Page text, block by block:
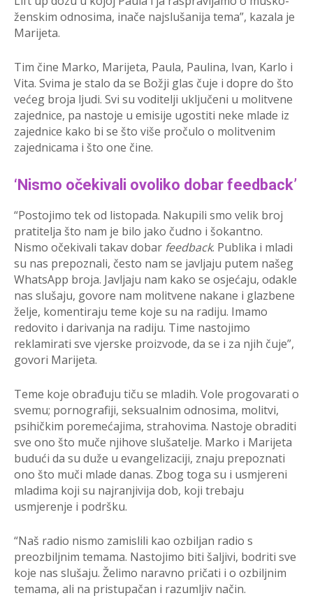
ženskim odnosima, inače najslušanija tema”, kazala je
Marijeta.
Tim čine Marko, Marijeta, Paula, Paulina, Ivan, Karlo i
Vita. Svima je stalo da se Božji glas čuje i dopre do što
većeg broja ljudi. Svi su voditelji uključeni u molitvene
zajednice, pa nastoje u emisije ugostiti neke mlade iz
zajednice kako bi se što više pročulo o molitvenim
zajednicama i što one čine.
‘Nismo očekivali ovoliko dobar feedback’
“Postojimo tek od listopada. Nakupili smo velik broj
pratitelja što nam je bilo jako čudno i šokantno.
Nismo očekivali takav dobar feedback. Publika i mladi
su nas prepoznali, često nam se javljaju putem našeg
WhatsApp broja. Javljaju nam kako se osjećaju, odakle
nas slušaju, govore nam molitvene nakane i glazbene
želje, komentiraju teme koje su na radiju. Imamo
redovito i darivanja na radiju. Time nastojimo
reklamirati sve vjerske proizvode, da se i za njih čuje”,
govori Marijeta.
Teme koje obrađuju tiču se mladih. Vole progovarati o
svemu; pornografiji, seksualnim odnosima, molitvi,
psihičkim poremećajima, strahovima. Nastoje obraditi
sve ono što muče njihove slušatelje. Marko i Marijeta
budući da su duže u evangelizaciji, znaju prepoznati
ono što muči mlade danas. Zbog toga su i usmjereni
mladima koji su najranjivija dob, koji trebaju
usmjerenje i podršku.
“Naš radio nismo zamislili kao ozbiljan radio s
preozbiljnim temama. Nastojimo biti šaljivi, bodriti sve
koje nas slušaju. Želimo naravno pričati i o ozbiljnim
temama, ali na pristupačan i razumljiv način.